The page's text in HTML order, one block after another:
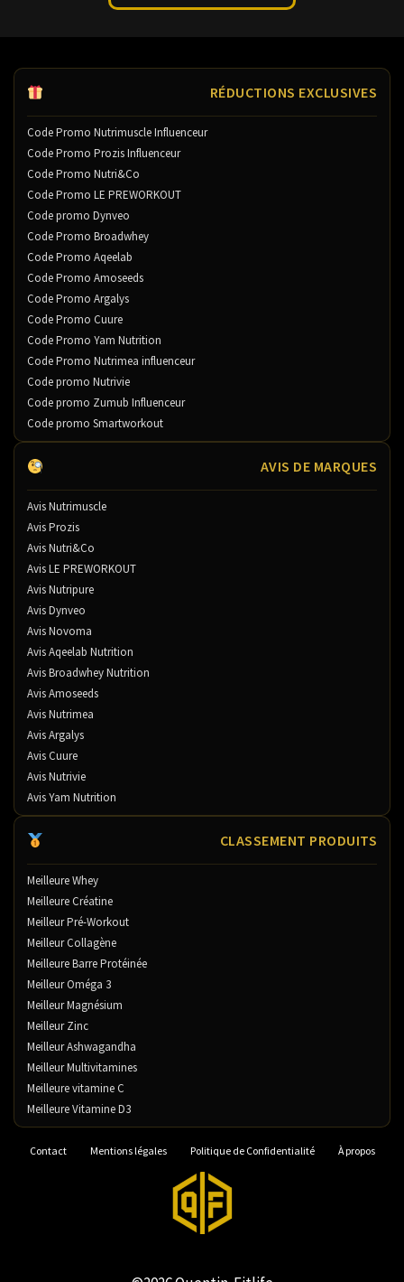
RÉDUCTIONS EXCLUSIVES
Code Promo Nutrimuscle Influenceur
Code Promo Prozis Influenceur
Code Promo Nutri&Co
Code Promo LE PREWORKOUT
Code promo Dynveo
Code Promo Broadwhey
Code Promo Aqeelab
Code Promo Amoseeds
Code Promo Argalys
Code Promo Cuure
Code Promo Yam Nutrition
Code Promo Nutrimea influenceur
Code promo Nutrivie
Code promo Zumub Influenceur
Code promo Smartworkout
AVIS DE MARQUES
Avis Nutrimuscle
Avis Prozis
Avis Nutri&Co
Avis LE PREWORKOUT
Avis Nutripure
Avis Dynveo
Avis Novoma
Avis Aqeelab Nutrition
Avis Broadwhey Nutrition
Avis Amoseeds
Avis Nutrimea
Avis Argalys
Avis Cuure
Avis Nutrivie
Avis Yam Nutrition
CLASSEMENT PRODUITS
Meilleure Whey
Meilleure Créatine
Meilleur Pré-Workout
Meilleur Collagène
Meilleure Barre Protéinée
Meilleur Oméga 3
Meilleur Magnésium
Meilleur Zinc
Meilleur Ashwagandha
Meilleur Multivitamines
Meilleure vitamine C
Meilleure Vitamine D3
Contact Mentions légales Politique de Confidentialité À propos